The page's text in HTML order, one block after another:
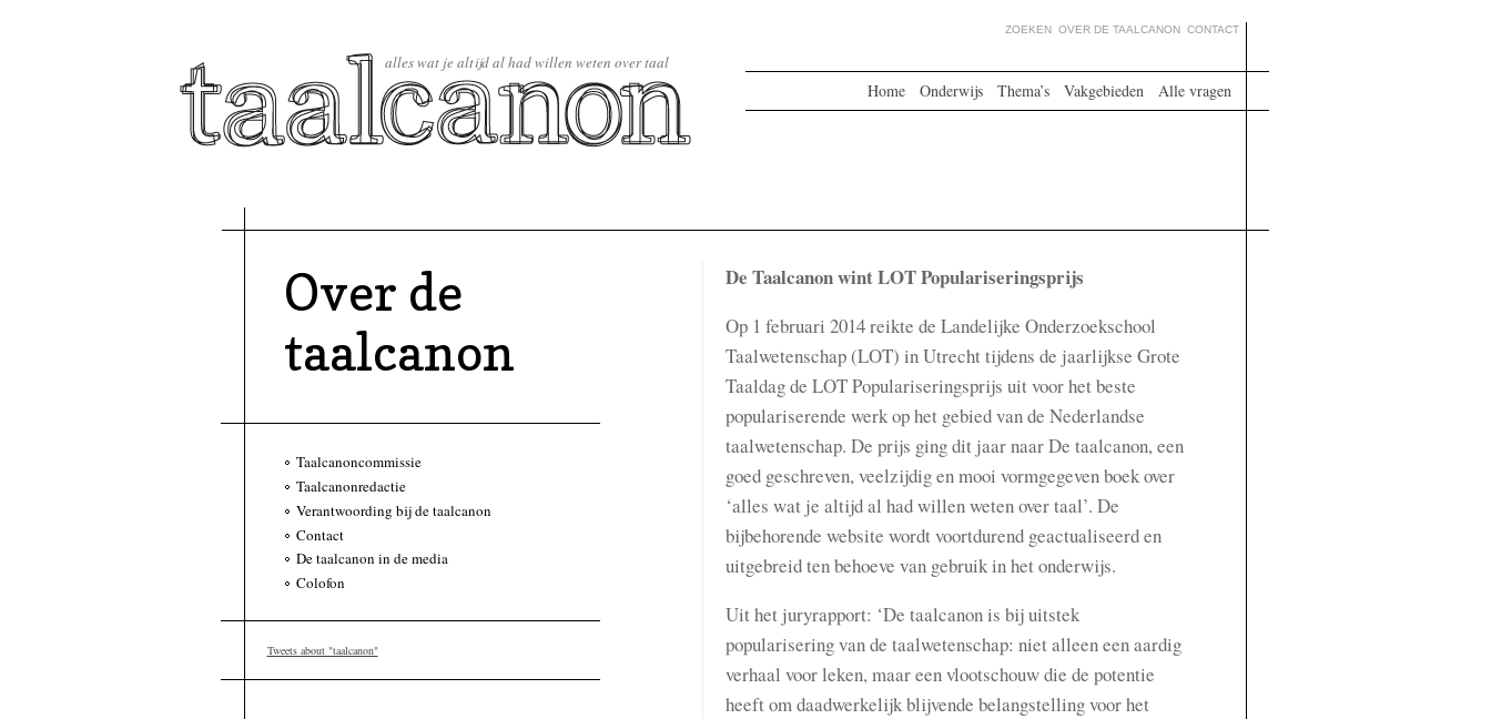
alles wat je altijd al had willen weten over taal
Alle vragen
Vakgebieden
Thema’s
Onderwijs
Home
CONTACT
OVER DE TAALCANON
ZOEKEN
Over de
taalcanon
Taalcanoncommissie
Taalcanonredactie
Verantwoording bij de taalcanon
Contact
De taalcanon in de media
Colofon
Tweets about "taalcanon"
De Taalcanon wint LOT Populariseringsprijs
Op 1 februari 2014 reikte de Landelijke Onderzoekschool
Taalwetenschap (LOT) in Utrecht tijdens de jaarlijkse Grote
Taaldag de LOT Populariseringsprijs uit voor het beste
populariserende werk op het gebied van de Nederlandse
taalwetenschap. De prijs ging dit jaar naar De taalcanon, een
goed geschreven, veelzijdig en mooi vormgegeven boek over
‘alles wat je altijd al had willen weten over taal’. De
bijbehorende website wordt voortdurend geactualiseerd en
uitgebreid ten behoeve van gebruik in het onderwijs.
Uit het juryrapport: ‘De taalcanon is bij uitstek
popularisering van de taalwetenschap: niet alleen een aardig
verhaal voor leken, maar een vlootschouw die de potentie
heeft om daadwerkelijk blijvende belangstelling voor het